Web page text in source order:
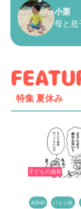
小栗
母と息
特集 夏休み
子どもの成長
ADHD バトン社